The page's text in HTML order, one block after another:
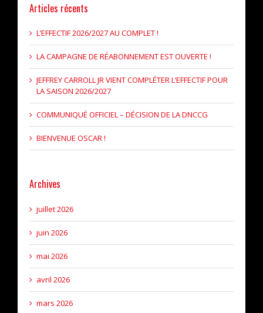
Articles récents
L’EFFECTIF 2026/2027 AU COMPLET !
LA CAMPAGNE DE RÉABONNEMENT EST OUVERTE !
JEFFREY CARROLL JR VIENT COMPLÉTER L’EFFECTIF POUR
LA SAISON 2026/2027
COMMUNIQUÉ OFFICIEL – DÉCISION DE LA DNCCG
BIENVENUE OSCAR !
Archives
juillet 2026
juin 2026
mai 2026
avril 2026
mars 2026